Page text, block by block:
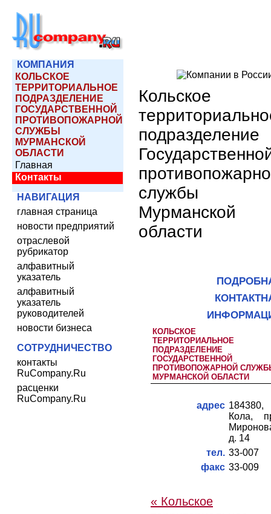
КОМПАНИЯ
КОЛЬСКОЕ
ТЕРРИТОРИАЛЬНОЕ
ПОДРАЗДЕЛЕНИЕ
ГОСУДАРСТВЕННОЙ
ПРОТИВОПОЖАРНОЙ
СЛУЖБЫ
МУРМАНСКОЙ
ОБЛАСТИ
Главная
Контакты
НАВИГАЦИЯ
главная страница
новости предприятий
отраслевой
рубрикатор
алфавитный
указатель
алфавитный
указатель
руководителей
новости бизнеса
СОТРУДНИЧЕСТВО
контакты
RuCompany.Ru
расценки
RuCompany.Ru
Кольское
подразделение
службы
Мурманской
области
КОЛЬСКОЕ
ТЕРРИТОРИАЛЬНОЕ
ПОДРАЗДЕЛЕНИЕ
ГОСУДАРСТВЕННОЙ
ПРОТИВОПОЖАРНОЙ
МУРМАНСКОЙ ОБЛАСТИ
адрес 184380,
Кола,
д. 14
тел. 33-007
факс 33-009
« Кольское